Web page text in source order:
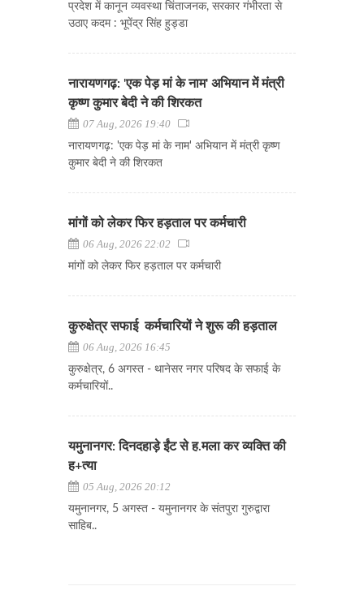
प्रदेश में कानून व्यवस्था चिंताजनक, सरकार गंभीरता से
उठाए कदम : भूपेंद्र सिंह हुड्डा
नारायणगढ़: 'एक पेड़ मां के नाम' अभियान में मंत्री
कृष्ण कुमार बेदी ने की शिरकत
07 Aug, 2026 19:40
नारायणगढ़: 'एक पेड़ मां के नाम' अभियान में मंत्री कृष्ण
कुमार बेदी ने की शिरकत
मांगों को लेकर फिर हड़ताल पर कर्मचारी
06 Aug, 2026 22:02
मांगों को लेकर फिर हड़ताल पर कर्मचारी
कुरुक्षेत्र सफाई कर्मचारियों ने शुरू की हड़ताल
06 Aug, 2026 16:45
कुरुक्षेत्र, 6 अगस्त - थानेसर नगर परिषद के सफाई के
कर्मचारियों..
यमुनानगर: दिनदहाड़े ईंट से ह.मला कर व्यक्ति की
ह+त्या
05 Aug, 2026 20:12
यमुनानगर, 5 अगस्त - यमुनानगर के संतपुरा गुरुद्वारा
साहिब..